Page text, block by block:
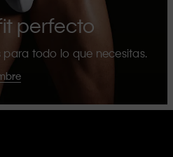
perfecto
para todo lo que necesitas.